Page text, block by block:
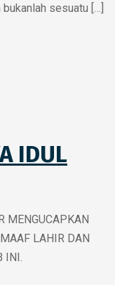
sesuatu […]
IDUL
MENGUCAPKAN
LAHIR DAN
INI.